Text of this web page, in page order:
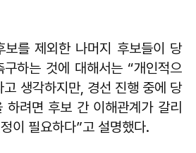
를 제외한 나머지 후보들이 당
하는 것에 대해서는 “개인적으
생각하지만, 경선 진행 중에 당
하려면 후보 간 이해관계가 갈리
이 필요하다”고 설명했다.